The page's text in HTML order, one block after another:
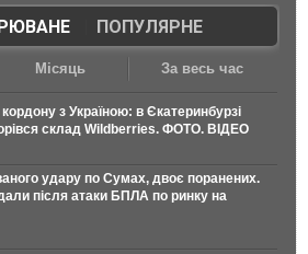
| ПОПУЛЯРНЕ
Місяць За весь час
з Україною: в Єкатеринбурзі
склад Wildberries. ФОТО. ВІДЕО
удару по Сумах, двоє поранених.
після атаки БПЛА по ринку на